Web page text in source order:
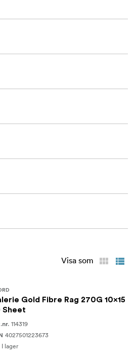
Visa som
Gold Fibre Rag 270G 10x15
Sheet
114319
4027501223673
I lager